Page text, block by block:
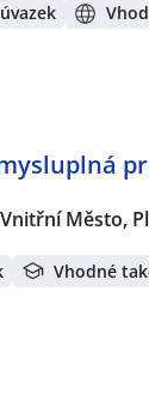
Vnitřní Město,
Vhodné